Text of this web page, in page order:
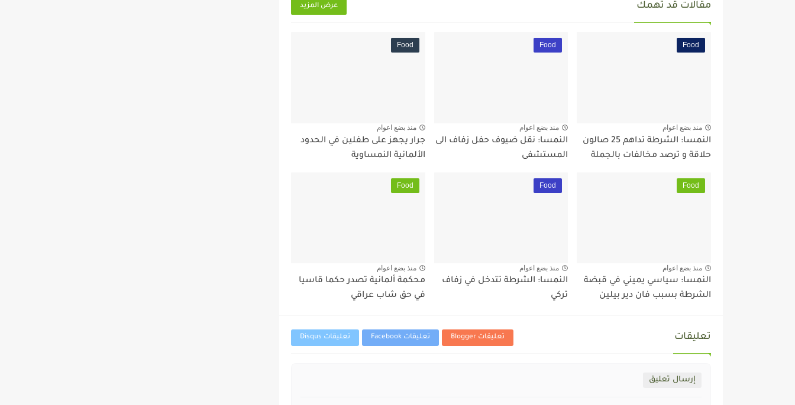
مقالات قد تهمك عرض المزيد
Food
منذ بضع اعوام
النمسا: الشرطة تداهم 25 صالون
حلاقة و ترصد مخالفات بالجملة
Food
منذ بضع اعوام
النمسا: نقل ضيوف حفل زفاف الى
المستشفى
Food
منذ بضع اعوام
جرار يجهز على طفلين في الحدود
الألمانية النمساوية
Food
منذ بضع اعوام
النمسا: سياسي يميني في قبضة
الشرطة بسبب فان دير بيلين
Food
منذ بضع اعوام
النمسا: الشرطة تتدخل في زفاف
تركي
Food
منذ بضع اعوام
محكمة ألمانية تصدر حكما قاسيا
في حق شاب عراقي
تعليقات تعليقات Blogger تعليقات Facebook تعليقات Disqus
إرسال تعليق